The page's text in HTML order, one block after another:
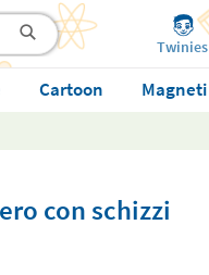
Twinies
Cartoon Magneti
con schizzi